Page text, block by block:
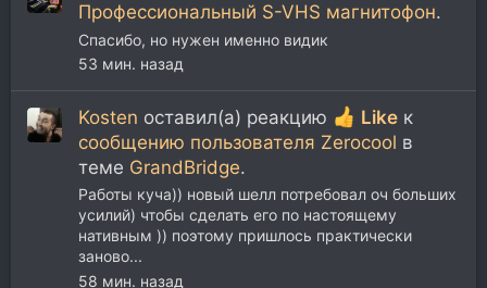
Профессиональный S-VHS магнитофон.
Спасибо, но нужен именно видик
53 мин. назад
Kosten оставил(а) реакцию Like к
сообщению пользователя Zerocool в
теме GrandBridge.
Работы куча)) новый шелл потребовал оч больших
усилий) чтобы сделать его по настоящему
нативным )) поэтому пришлось практически
заново...
58 мин. назад